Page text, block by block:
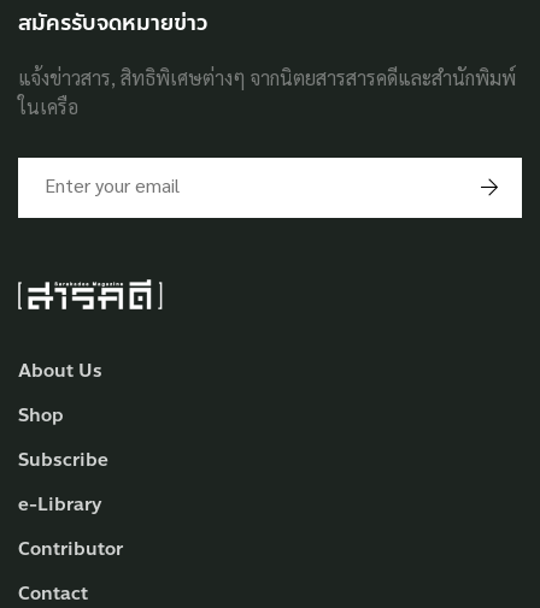
About Us
Shop
Subscribe
e-Library
Contributor
Contact
สมัครรับจดหมายข่าว
แจ้งข่าวสาร, สิทธิพิเศษต่างๆ จากนิตยสารสารคดีและสำนักพิมพ์
ในเครือ